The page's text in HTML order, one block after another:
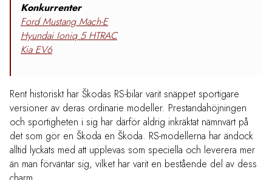
Konkurrenter
Ford Mustang Mach-E
Hyundai Ioniq 5 HTRAC
Kia EV6
Rent historiskt har Škodas RS-bilar varit snäppet sportigare
versioner av deras ordinarie modeller. Prestandahöjningen
och sportigheten i sig har därför aldrig inkräktat nämnvärt på
det som gör en Škoda en Škoda. RS-modellerna har ändock
alltid lyckats med att upplevas som speciella och leverera mer
än man förväntar sig, vilket har varit en bestående del av dess